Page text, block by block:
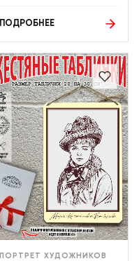
ПОДРОБНЕЕ
ПОРТРЕТ ХУДОЖНИКОВ